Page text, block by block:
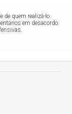
de quem realizá-lo.
em desacordo